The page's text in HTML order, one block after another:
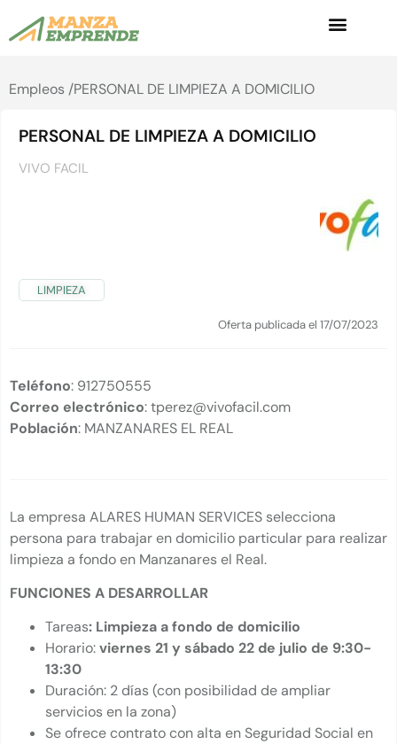
Empleos /PERSONAL DE LIMPIEZA A DOMICILIO
PERSONAL DE LIMPIEZA A DOMICILIO
VIVO FACIL
LIMPIEZA
Oferta publicada el 17/07/2023
Teléfono: 912750555
Correo electrónico: tperez@vivofacil.com
Población: MANZANARES EL REAL
La empresa ALARES HUMAN SERVICES selecciona
persona para trabajar en domicilio particular para realizar
limpieza a fondo en Manzanares el Real.
FUNCIONES A DESARROLLAR
Tareas: Limpieza a fondo de domicilio
Horario:viernes 21 y sábado 22 de julio de 9:30-
13:30
Duración: 2 días (con posibilidad de ampliar
servicios en la zona)
Se ofrece contrato con alta en Seguridad Social en